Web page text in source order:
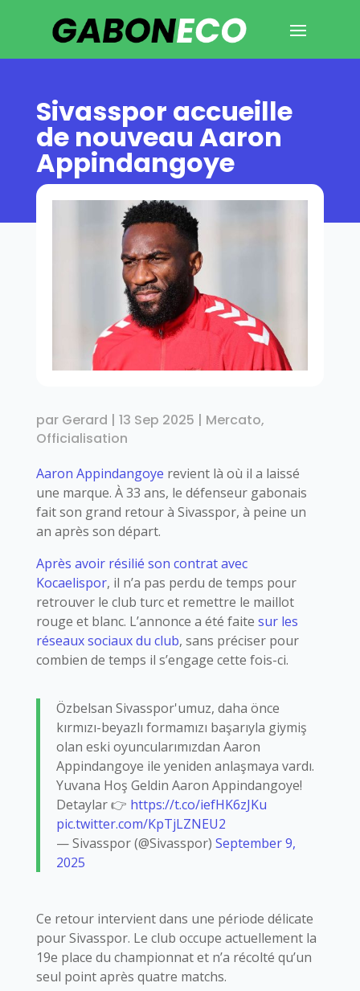
Sivasspor accueille
de nouveau Aaron
Appindangoye
par Gerard | 13 Sep 2025 | Mercato,
Officialisation
Aaron Appindangoye revient là où il a laissé
une marque. À 33 ans, le défenseur gabonais
fait son grand retour à Sivasspor, à peine un
an après son départ.
Après avoir résilié son contrat avec
Kocaelispor, il n’a pas perdu de temps pour
retrouver le club turc et remettre le maillot
rouge et blanc. L’annonce a été faite sur les
réseaux sociaux du club, sans préciser pour
combien de temps il s’engage cette fois-ci.
Özbelsan Sivasspor'umuz, daha önce
kırmızı-beyazlı formamızı başarıyla giymiş
olan eski oyuncularımızdan Aaron
Appindangoye ile yeniden anlaşmaya vardı.
Yuvana Hoş Geldin Aaron Appindangoye!
Detaylar 👉 https://t.co/iefHK6zJKu
pic.twitter.com/KpTjLZNEU2
— Sivasspor (@Sivasspor) September 9,
2025
Ce retour intervient dans une période délicate
pour Sivasspor. Le club occupe actuellement la
19e place du championnat et n’a récolté qu’un
seul point après quatre matchs.